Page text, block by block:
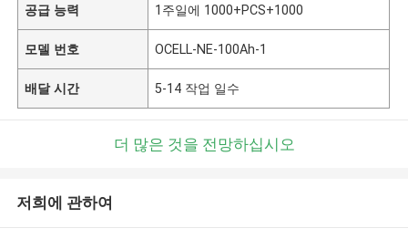
공급 능력 1주일에 1000+PCS+1000
모델 번호 OCELL-NE-100Ah-1
배달 시간 5-14 작업 일수
더 많은 것을 전망하십시오
저희에 관하여